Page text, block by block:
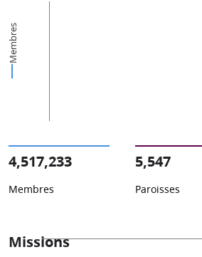
Membres
4,517,233
Membres
5,547
Paroisses
Missions